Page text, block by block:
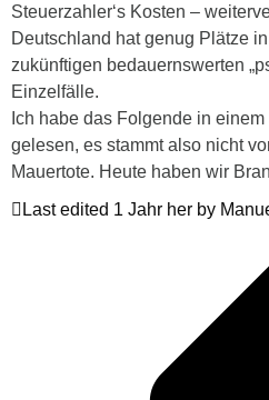
Steuerzahler‘s Kosten –
Deutschland hat genug Plätze
zukünftigen bedauernswerten
Einzelfälle.
Ich habe das Folgende in
gelesen, es stammt also nicht
Mauertote. Heute haben wir
Last edited 1 Jahr her by